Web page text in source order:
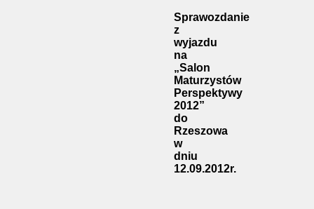
Sprawozdanie
z
wyjazdu
na
„Salon
Maturzystów
Perspektywy
2012”
do
Rzeszowa
w
dniu
12.09.2012r.